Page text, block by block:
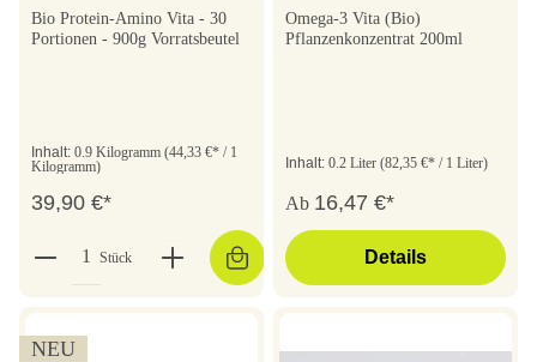
Bio Protein-Amino Vita - 30
Portionen - 900g Vorratsbeutel
Inhalt: 0.9 Kilogramm (44,33 €* / 1
Kilogramm)
39,90 €*
Stück
Omega-3 Vita (Bio)
Pflanzenkonzentrat 200ml
Inhalt: 0.2 Liter (82,35 €* / 1 Liter)
Ab 16,47 €*
Details
NEU